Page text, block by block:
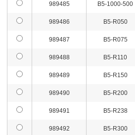
989485 B5-1000-500
989486 B5-R050
989487 B5-R075
989488 B5-R110
989489 B5-R150
989490 B5-R200
989491 B5-R238
989492 B5-R300